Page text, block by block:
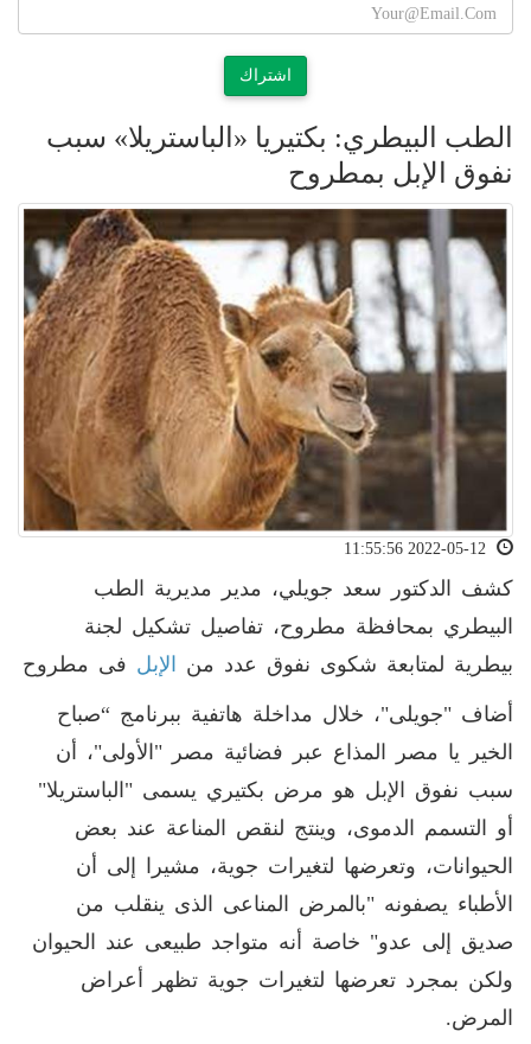
اشتراك
الطب البيطري: بكتيريا «الباستريلا» سبب
نفوق الإبل بمطروح
كشف الدكتور سعد جويلي، مدير مديرية الطب
البيطري بمحافظة مطروح، تفاصيل تشكيل لجنة
بيطرية لمتابعة شكوى نفوق عدد من الإبل فى مطروح
أضاف "جويلى"، خلال مداخلة هاتفية ببرنامج “صباح
الخير يا مصر المذاع عبر فضائية مصر "الأولى"، أن
سبب نفوق الإبل هو مرض بكتيري يسمى "الباستريلا"
أو التسمم الدموى، وينتج لنقص المناعة عند بعض
الحيوانات، وتعرضها لتغيرات جوية، مشيرا إلى أن
الأطباء يصفونه "بالمرض المناعى الذى ينقلب من
صديق إلى عدو" خاصة أنه متواجد طبيعى عند الحيوان
ولكن بمجرد تعرضها لتغيرات جوية تظهر أعراض
المرض.